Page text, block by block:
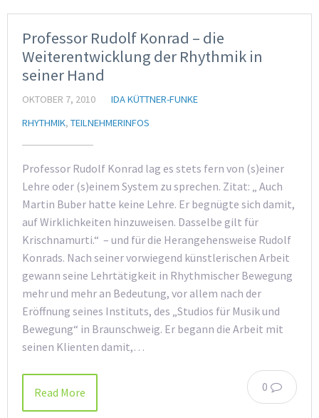
Professor Rudolf Konrad – die
Weiterentwicklung der Rhythmik in
seiner Hand
OKTOBER 7, 2010
IDA KÜTTNER-FUNKE
RHYTHMIK, TEILNEHMERINFOS
Professor Rudolf Konrad lag es stets fern von (s)einer
Lehre oder (s)einem System zu sprechen. Zitat: „ Auch
Martin Buber hatte keine Lehre. Er begnügte sich damit,
auf Wirklichkeiten hinzuweisen. Dasselbe gilt für
Krischnamurti.“ – und für die Herangehensweise Rudolf
Konrads. Nach seiner vorwiegend künstlerischen Arbeit
gewann seine Lehrtätigkeit in Rhythmischer Bewegung
mehr und mehr an Bedeutung, vor allem nach der
Eröffnung seines Instituts, des „Studios für Musik und
Bewegung“ in Braunschweig. Er begann die Arbeit mit
seinen Klienten damit,…
0
Read More